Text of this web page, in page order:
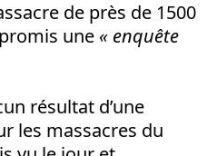
de près de 1500
une « enquête
résultat d’une
les massacres du